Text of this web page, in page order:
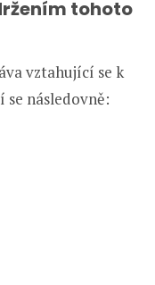
tohoto
vztahující se k
se následovně: